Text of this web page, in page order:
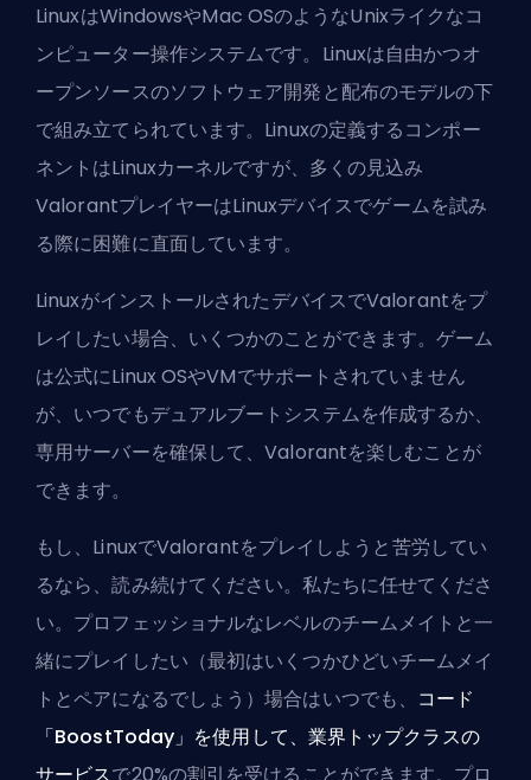
LinuxはWindowsやMac OSのようなUnixライクなコ
ンピューター操作システムです。Linuxは自由かつオ
ープンソースのソフトウェア開発と配布のモデルの下
で組み立てられています。Linuxの定義するコンポー
ネントはLinuxカーネルですが、多くの見込み
ValorantプレイヤーはLinuxデバイスでゲームを試み
る際に困難に直面しています。
LinuxがインストールされたデバイスでValorantをプ
レイしたい場合、いくつかのことができます。ゲーム
は公式にLinux OSやVMでサポートされていません
が、いつでもデュアルブートシステムを作成するか、
専用サーバーを確保して、Valorantを楽しむことが
できます。
もし、LinuxでValorantをプレイしようと苦労してい
るなら、読み続けてください。私たちに任せてくださ
い。プロフェッショナルなレベルのチームメイトと一
緒にプレイしたい（最初はいくつかひどいチームメイ
トとペアになるでしょう）場合はいつでも、 コード
「BoostToday」を使用して、業界トップクラスの
サービスで20%の割引を受けることができます。 プロ